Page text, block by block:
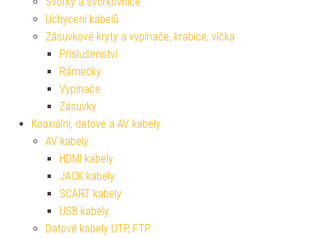
Uchycení kabelů
Zásuvkové kryty a vypínače, krabice, víčka
Příslušenství
Rámečky
Vypínače
Zásuvky
Koaxiální, datové a AV kabely
AV kabely
HDMI kabely
JACK kabely
SCART kabely
USB kabely
Datové kabely UTP, FTP